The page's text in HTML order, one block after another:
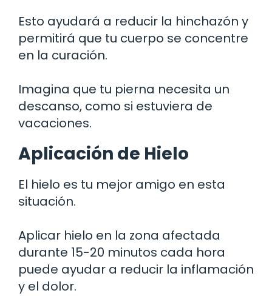
Esto ayudará a reducir la hinchazón y
permitirá que tu cuerpo se concentre
en la curación.
Imagina que tu pierna necesita un
descanso, como si estuviera de
vacaciones.
Aplicación de Hielo
El hielo es tu mejor amigo en esta
situación.
Aplicar hielo en la zona afectada
durante 15-20 minutos cada hora
puede ayudar a reducir la inflamación
y el dolor.